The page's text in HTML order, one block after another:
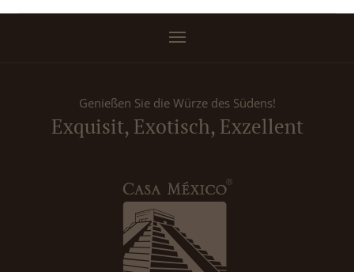
Genießen Sie die Würze des Südens!
Exquisit, Exotisch, Exzellent